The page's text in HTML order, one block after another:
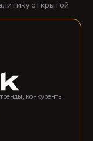
открытой
конкуренты